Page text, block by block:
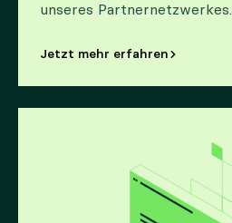
unseres Partnernetzwerkes.
Jetzt mehr erfahren